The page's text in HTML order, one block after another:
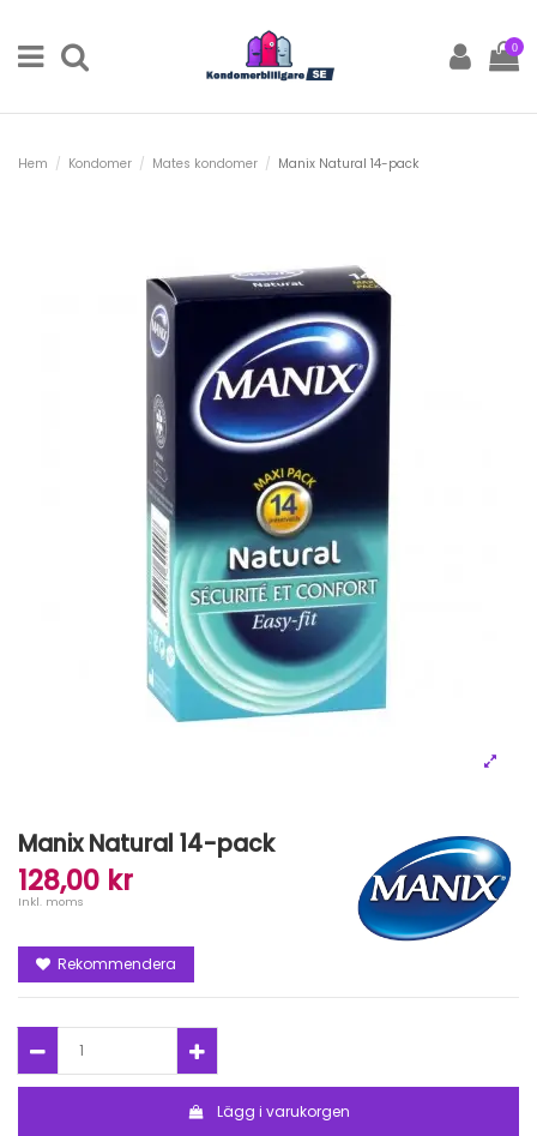
0
Hem Kondomer Mates kondomer Manix Natural 14-pack
Manix Natural 14-pack
128,00 kr
Inkl. moms
Rekommendera
Lägg i varukorgen